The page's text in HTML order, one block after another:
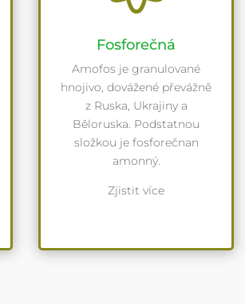
Fosforečná
Amofos je granulované
hnojivo, dovážené převážně
z Ruska, Ukrajiny a
Běloruska. Podstatnou
složkou je fosforečnan
amonný.
Zjistit více